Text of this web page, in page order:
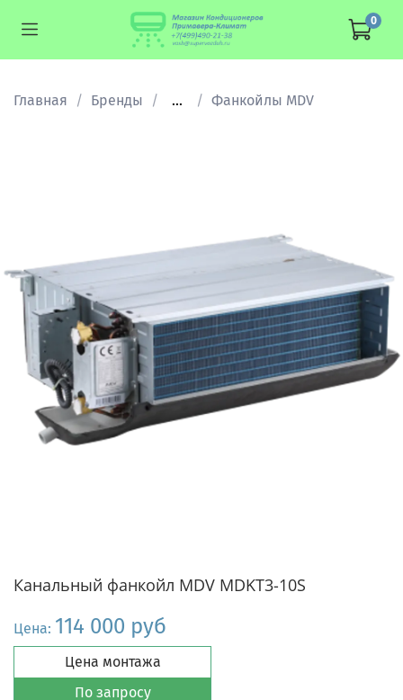
0
Главная Бренды ... Фанкойлы MDV
Канальный фанкойл MDV MDKT3-10S
Цена: 114 000 руб
Цена монтажа
По запросу